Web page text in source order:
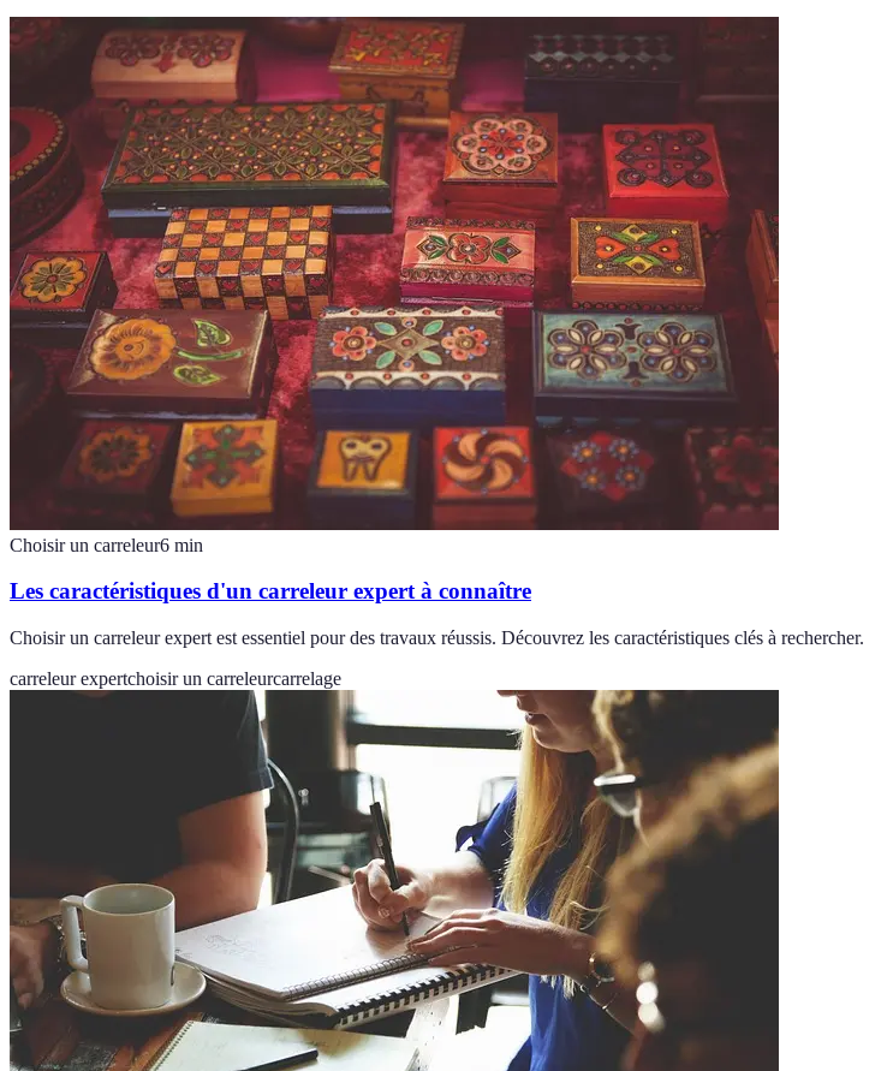
Choisir un carreleur6 min
Les caractéristiques d'un carreleur expert à connaître
Choisir un carreleur expert est essentiel pour des travaux réussis. Découvrez les caractéristiques clés à rechercher.
carreleur expertchoisir un carreleurcarrelage